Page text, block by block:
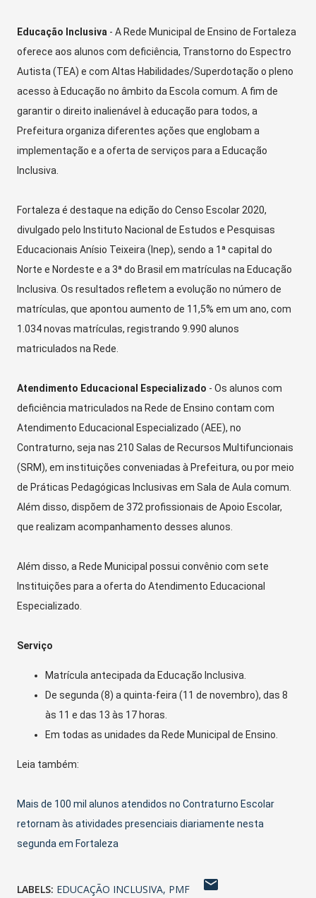
Educação Inclusiva - A Rede Municipal de Ensino de Fortaleza
oferece aos alunos com deficiência, Transtorno do Espectro
Autista (TEA) e com Altas Habilidades/Superdotação o pleno
acesso à Educação no âmbito da Escola comum. A fim de
garantir o direito inalienável à educação para todos, a
Prefeitura organiza diferentes ações que englobam a
implementação e a oferta de serviços para a Educação
Inclusiva.
Fortaleza é destaque na edição do Censo Escolar 2020,
divulgado pelo Instituto Nacional de Estudos e Pesquisas
Educacionais Anísio Teixeira (Inep), sendo a 1ª capital do
Norte e Nordeste e a 3ª do Brasil em matrículas na Educação
Inclusiva. Os resultados refletem a evolução no número de
matrículas, que apontou aumento de 11,5% em um ano, com
1.034 novas matrículas, registrando 9.990 alunos
matriculados na Rede.
Atendimento Educacional Especializado - Os alunos com
deficiência matriculados na Rede de Ensino contam com
Atendimento Educacional Especializado (AEE), no
Contraturno, seja nas 210 Salas de Recursos Multifuncionais
(SRM), em instituições conveniadas à Prefeitura, ou por meio
de Práticas Pedagógicas Inclusivas em Sala de Aula comum.
Além disso, dispõem de 372 profissionais de Apoio Escolar,
que realizam acompanhamento desses alunos.
Além disso, a Rede Municipal possui convênio com sete
Instituições para a oferta do Atendimento Educacional
Especializado.
Serviço
Matrícula antecipada da Educação Inclusiva.
De segunda (8) a quinta-feira (11 de novembro), das 8
às 11 e das 13 às 17 horas.
Em todas as unidades da Rede Municipal de Ensino.
Leia também:
Mais de 100 mil alunos atendidos no Contraturno Escolar
retornam às atividades presenciais diariamente nesta
segunda em Fortaleza
LABELS: EDUCAÇÃO INCLUSIVA PMF